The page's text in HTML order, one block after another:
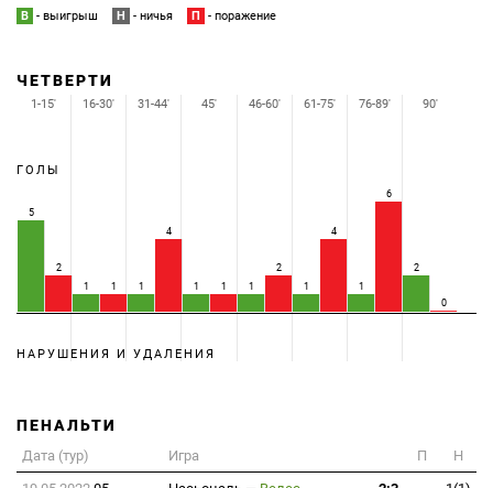
В - выигрыш Н - ничья П - поражение
ЧЕТВЕРТИ
ГОЛЫ
5
2
1
1 1
4
1 1 1
2
1
4
1
6
2
0
НАРУШЕНИЯ И УДАЛЕНИЯ
1-15' 16-30' 31-44' 45' 46-60' 61-75' 76-89' 90'
ПЕНАЛЬТИ
Дата (тур) Игра П
Н